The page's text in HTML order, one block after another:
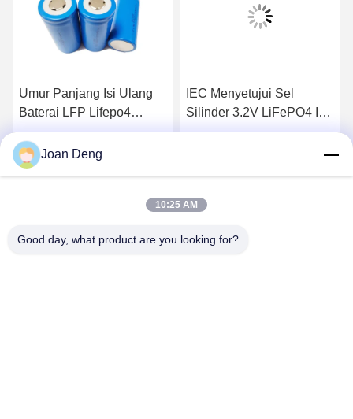
Umur Panjang Isi Ulang
Baterai LFP Lifepo4
Silinder 6000Mah BIS CE
Disetujui
Dapatkan Harga Terbaik
IEC Menyetujui Sel
Silinder 3.2V LiFePO4 Isi
Ulang 6Ah 32700 Untuk
Dapatkan Harga Terbaik
Joan Deng
10:25 AM
Good day, what product are you looking for?